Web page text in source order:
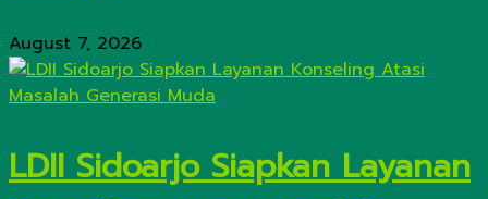
August 7, 2026
LDII Sidoarjo Siapkan Layanan